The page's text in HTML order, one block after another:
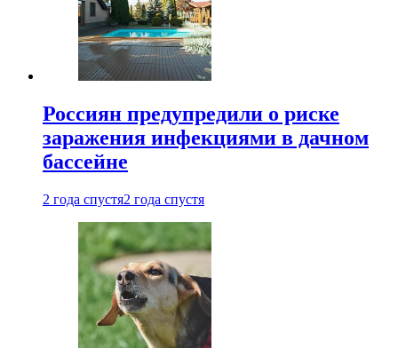
Россиян предупредили о риске
заражения инфекциями в дачном
бассейне
2 года спустя2 года спустя